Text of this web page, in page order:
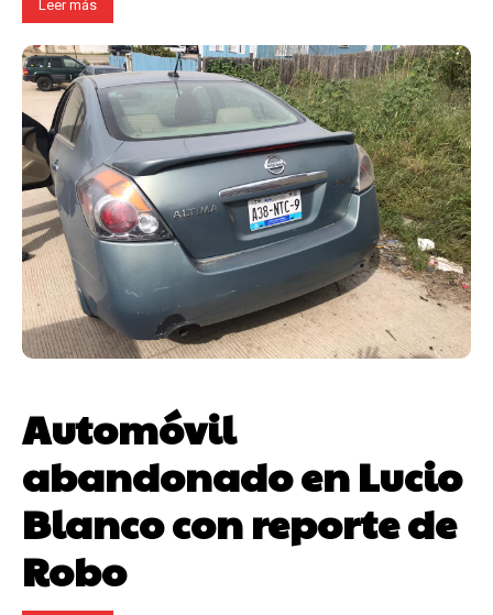
Leer más
Automóvil
abandonado en Lucio
Blanco con reporte de
Robo